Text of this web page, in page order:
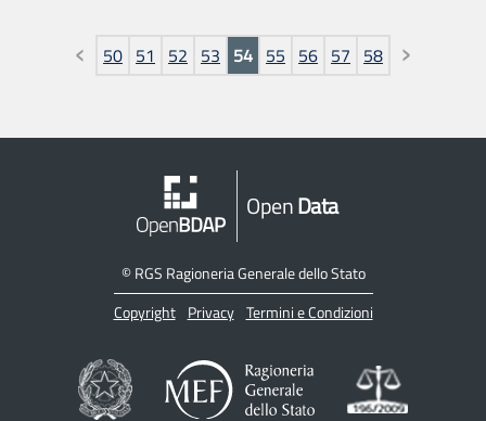
Pagine 50 51 52 53 54 55 56 57 58
OpenData
©RGS Ragioneria Generale dello Stato
Copyright Privacy Termini e Condizioni